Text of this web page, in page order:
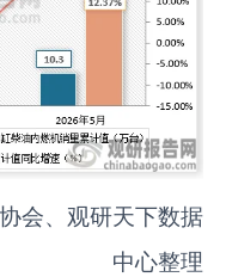
会、观研天下数据
中心整理